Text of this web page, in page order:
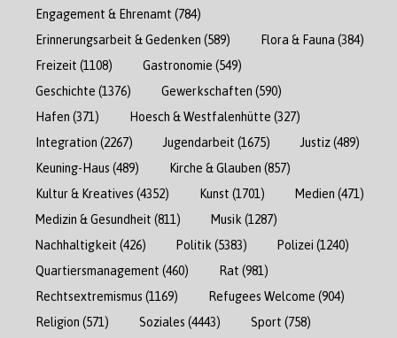
Engagement & Ehrenamt (784)
Erinnerungsarbeit & Gedenken (589) Flora & Fauna (384)
Freizeit (1108) Gastronomie (549)
Geschichte (1376) Gewerkschaften (590)
Hafen (371) Hoesch & Westfalenhütte (327)
Integration (2267) Jugendarbeit (1675) Justiz(489)
Keuning-Haus (489) Kirche & Glauben (857)
Kultur & Kreatives (4352) Kunst (1701) Medien (471)
Medizin & Gesundheit (811) Musik (1287)
Nachhaltigkeit (426) Politik (5383) Polizei (1240)
Quartiersmanagement (460) Rat (981)
Rechtsextremismus (1169) Refugees Welcome (904)
Religion (571) Soziales (4443) Sport (758)